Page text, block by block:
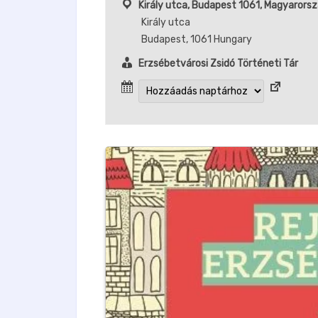
Király utca, Budapest 1061,
Király utca
Budapest,1061 Hungary
Erzsébetvárosi Zsidó Történeti Tár